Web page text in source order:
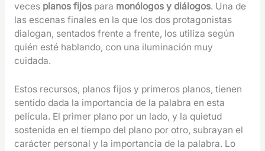
veces planos fijospara monólogos y diálogos. Una de
las escenas finales en la que los dos protagonistas
dialogan, sentados frente a frente, los utiliza según
quién esté hablando, con una iluminación muy
cuidada.
Estos recursos, planos fijos y primeros planos, tienen
sentido dada la importancia de la palabra en esta
película. El primer plano por un lado, y la quietud
sostenida en el tiempo del plano por otro, subrayan el
carácter personal y la importancia de la palabra. Lo